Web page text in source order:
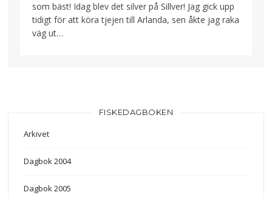
som bäst! Idag blev det silver på Sillver! Jag gick upp
tidigt för att köra tjejen till Arlanda, sen åkte jag raka
väg ut…
FISKEDAGBOKEN
Arkivet
Dagbok 2004
Dagbok 2005